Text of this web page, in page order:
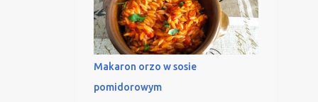
syropem. Z ciasta Kataifi
przygotowuje się również pikantne
lub słone przekąski z dodatkiem
sera, mięsa lub warzyw. Kataifi to
Grecji ciasteczek wypełnionych
Makaron orzo w sosie
pomidorowym